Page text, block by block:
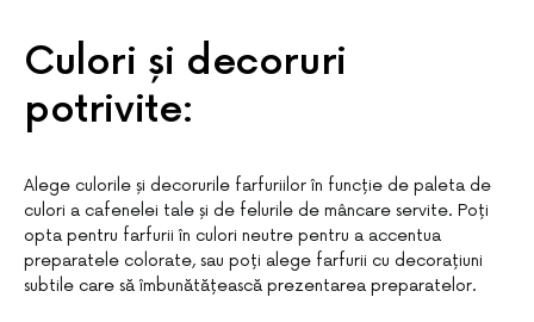
Culori și decoruri
potrivite:
Alege culorile și decorurile farfuriilor în funcție de paleta de
culori a cafenelei tale și de felurile de mâncare servite. Poți
opta pentru farfurii în culori neutre pentru a accentua
preparatele colorate, sau poți alege farfurii cu decorațiuni
subtile care să îmbunătățească prezentarea preparatelor.